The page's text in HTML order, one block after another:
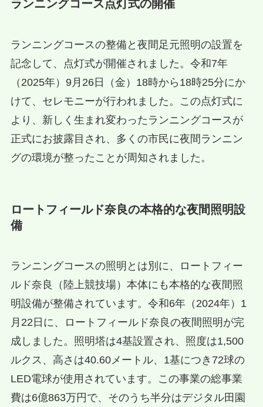
ランニングコース点灯式の開催
ランニングコースの整備と夜間足元照明の設置を
記念して、点灯式が開催されました。令和7年
（2025年）9月26日（金）18時から18時25分にか
けて、セレモニーが行われました。この点灯式に
より、新しく生まれ変わったランニングコースが
正式にお披露目され、多くの市民に夜間ランニン
グの環境が整ったことが周知されました。
ロートフィールド奈良の本格的な夜間照明設
備
ランニングコースの照明とは別に、ロートフィー
ルド奈良（陸上競技場）本体にも本格的な夜間照
明設備が整備されています。令和6年（2024年）1
月22日に、ロートフィールド奈良の夜間照明が完
成しました。照明塔は4基設置され、照度は1,500
ルクス、高さは40.60メートル、1基につき72球の
LED電球が使用されています。この事業の総事業
費は6億863万円で、そのうち半分はデジタル田園